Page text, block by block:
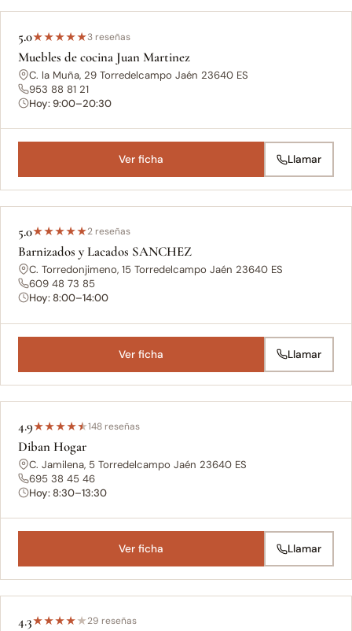
5.0★★★★★3 reseñas
Muebles de cocina Juan Martinez
C. la Muña, 29 Torredelcampo Jaén 23640 ES
953 88 81 21
Hoy: 9:00–20:30
Ver ficha Llamar
5.0★★★★★2 reseñas
Barnizados y Lacados SANCHEZ
C. Torredonjimeno, 15 Torredelcampo Jaén 23640 ES
609 48 73 85
Hoy: 8:00–14:00
Ver ficha Llamar
4.9★★★★★148 reseñas
Diban Hogar
C. Jamilena, 5 Torredelcampo Jaén 23640 ES
695 38 45 46
Hoy: 8:30–13:30
Ver ficha Llamar
4.3★★★★★29 reseñas